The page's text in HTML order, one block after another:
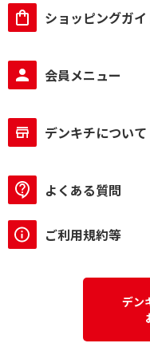
ショッピングガイ
会員メニュー
デンキチについて
よくある質問
ご利用規約等
デン